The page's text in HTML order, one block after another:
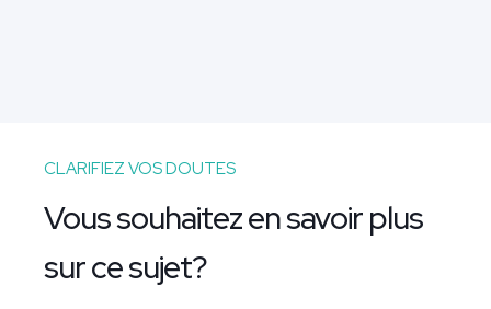
CLARIFIEZ VOS DOUTES
Vous souhaitez en savoir plus
sur ce sujet?